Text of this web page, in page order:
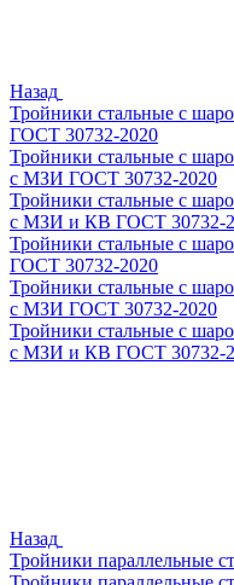
Назад
Тройники стальные с
ГОСТ 30732-2020
Тройники стальные с
с МЗИ ГОСТ 30732-2020
Тройники стальные с
с МЗИ и КВ ГОСТ 30732-
Тройники стальные с
ГОСТ 30732-2020
Тройники стальные с
с МЗИ ГОСТ 30732-2020
Тройники стальные с
с МЗИ и КВ ГОСТ 30732-
Назад
Тройники параллельные